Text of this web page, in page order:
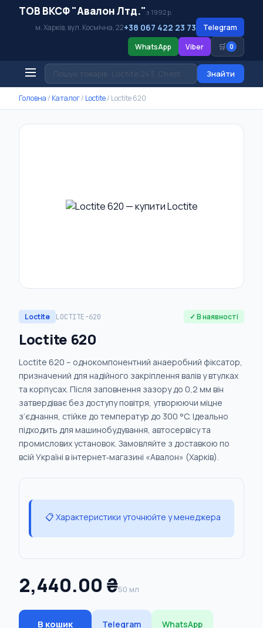
ТОВ ВКСФ "Авалон Лтд."з 1992 р.
м. Харків, вул. Космічна, 22+38 067 422 23 73
Telegram
WhatsApp
Viber 🛒 0
Знайти
Головна / Каталог/ Loctite/ Loctite 620
Loctite LOCTITE-620 ✓ В наявності
Loctite 620
Loctite 620 – однокомпонентний анаеробний фіксатор,
призначений для надійного закріплення валів у втулках
та корпусах. Після заповнення зазору до 0,2 мм він
затвердіває без доступу повітря, утворюючи міцне
з’єднання, стійке до температур до 300 °C. Ідеально
підходить для машинобудування, автосервісу та
промислових установок. Замовляйте з доставкою по
всій Україні в інтернет‑магазині «Авалон» (Харків).
📋 Характеристики уточнюйте у менеджера
2,440.00 ₴50 мл
В кошик Telegram WhatsApp